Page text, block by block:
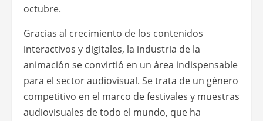
octubre.
Gracias al crecimiento de los contenidos
interactivos y digitales, la industria de la
animación se convirtió en un área indispensable
para el sector audiovisual. Se trata de un género
competitivo en el marco de festivales y muestras
audiovisuales de todo el mundo, que ha